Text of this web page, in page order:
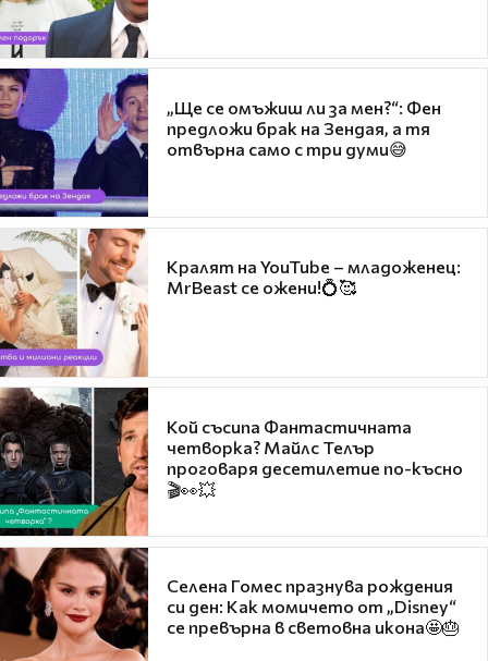
„Ще се омъжиш ли за мен?“: Фен
предложи брак на Зендая, а тя
отвърна само с три думи😅
Кралят на YouTube – младоженец:
MrBeast се ожени!💍🥰
Кой съсипа Фантастичната
четворка? Майлс Телър
проговаря десетилетие по-късно
🎬👀💥
Селена Гомес празнува рождения
си ден: Как момичето от „Disney“
се превърна в световна икона🤩🎂